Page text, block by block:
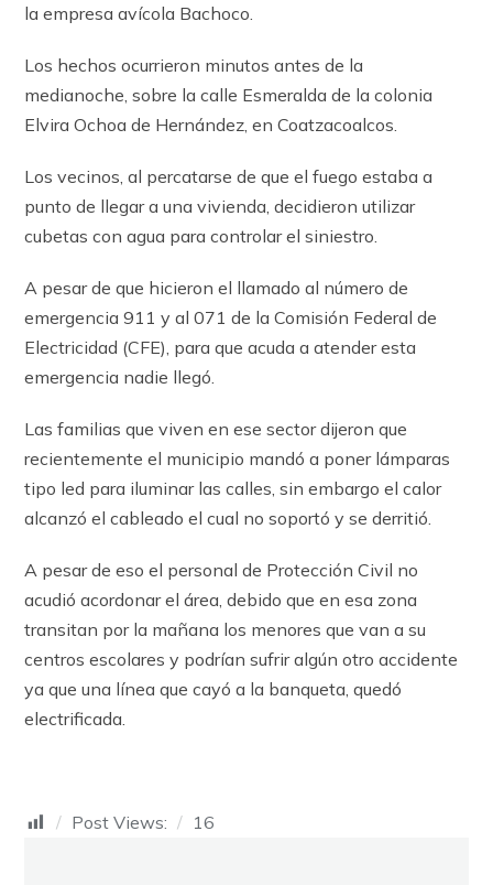
la empresa avícola Bachoco.
Los hechos ocurrieron minutos antes de la
medianoche, sobre la calle Esmeralda de la colonia
Elvira Ochoa de Hernández, en Coatzacoalcos.
Los vecinos, al percatarse de que el fuego estaba a
punto de llegar a una vivienda, decidieron utilizar
cubetas con agua para controlar el siniestro.
A pesar de que hicieron el llamado al número de
emergencia 911 y al 071 de la Comisión Federal de
Electricidad (CFE), para que acuda a atender esta
emergencia nadie llegó.
Las familias que viven en ese sector dijeron que
recientemente el municipio mandó a poner lámparas
tipo led para iluminar las calles, sin embargo el calor
alcanzó el cableado el cual no soportó y se derritió.
A pesar de eso el personal de Protección Civil no
acudió acordonar el área, debido que en esa zona
transitan por la mañana los menores que van a su
centros escolares y podrían sufrir algún otro accidente
ya que una línea que cayó a la banqueta, quedó
electrificada.
Post Views: 16